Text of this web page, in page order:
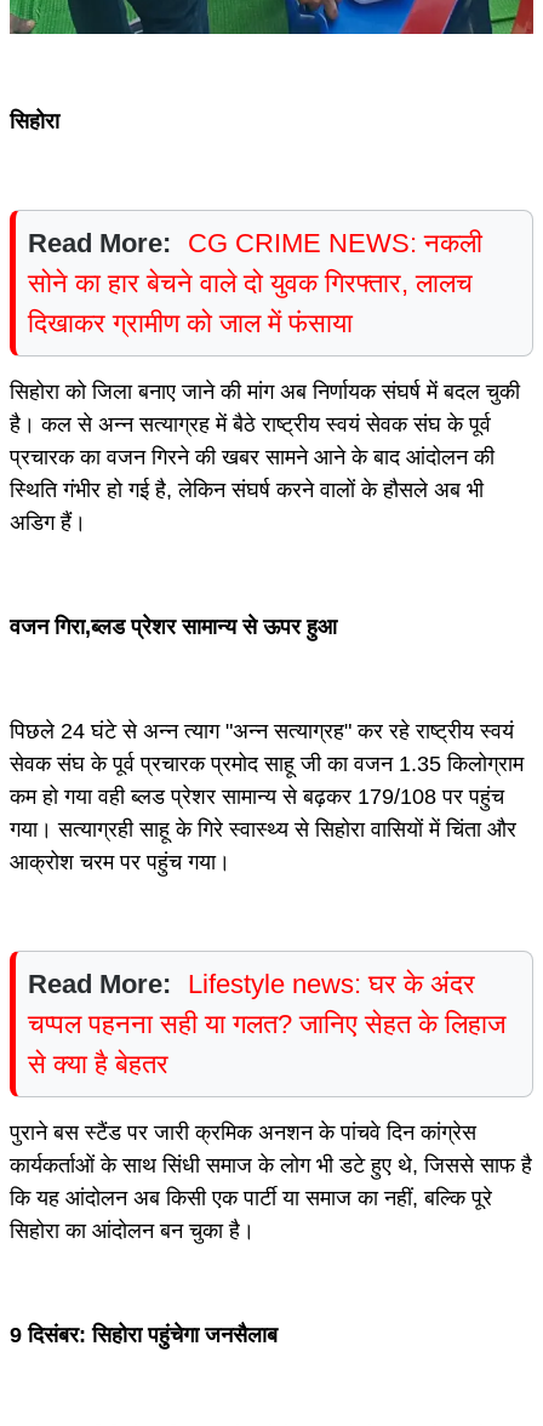
सिहोरा
Read More:
CG CRIME NEWS: नकली
सोने का हार बेचने वाले दो युवक गिरफ्तार, लालच
दिखाकर ग्रामीण को जाल में फंसाया
सिहोरा को जिला बनाए जाने की मांग अब निर्णायक संघर्ष में बदल चुकी
है। कल से अन्न सत्याग्रह में बैठे राष्ट्रीय स्वयं सेवक संघ के पूर्व
प्रचारक का वजन गिरने की खबर सामने आने के बाद आंदोलन की
स्थिति गंभीर हो गई है, लेकिन संघर्ष करने वालों के हौसले अब भी
अडिग हैं।
वजन गिरा,ब्लड प्रेशर सामान्य से ऊपर हुआ
पिछले 24 घंटे से अन्न त्याग "अन्न सत्याग्रह" कर रहे राष्ट्रीय स्वयं
सेवक संघ के पूर्व प्रचारक प्रमोद साहू जी का वजन 1.35 किलोग्राम
कम हो गया वही ब्लड प्रेशर सामान्य से बढ़कर 179/108 पर पहुंच
गया। सत्याग्रही साहू के गिरे स्वास्थ्य से सिहोरा वासियों में चिंता और
आक्रोश चरम पर पहुंच गया।
Read More:
Lifestyle news: घर के अंदर
चप्पल पहनना सही या गलत? जानिए सेहत के लिहाज
से क्या है बेहतर
पुराने बस स्टैंड पर जारी क्रमिक अनशन के पांचवे दिन कांग्रेस
कार्यकर्ताओं के साथ सिंधी समाज के लोग भी डटे हुए थे, जिससे साफ है
कि यह आंदोलन अब किसी एक पार्टी या समाज का नहीं, बल्कि पूरे
सिहोरा का आंदोलन बन चुका है।
9 दिसंबर: सिहोरा पहुंचेगा जनसैलाब